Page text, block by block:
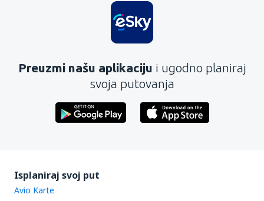
Preuzmi našu aplikaciju i ugodno planiraj
svoja putovanja
Isplaniraj svoj put
Avio Karte